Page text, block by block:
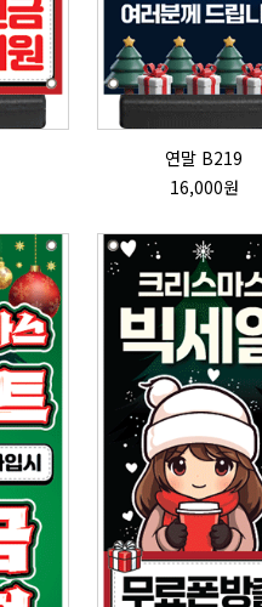
연말 B219
16,000원